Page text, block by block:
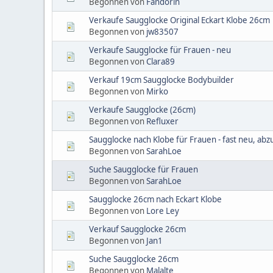
Verkaufe Saugglocke Original Eckart Klobe 26cm
Begonnen von jw83507
Verkaufe Saugglocke für Frauen - neu
Begonnen vonClara89
Verkauf 19cm Saugglocke Bodybuilder
Begonnen von Mirko
Verkaufe Saugglocke (26cm)
Begonnen von Refluxer
Saugglocke nach Klobe für Frauen - fast neu,
Begonnen vonSarahLoe
Suche Saugglocke für Frauen
Begonnen vonSarahLoe
Saugglocke 26cm nach Eckart Klobe
Begonnen von Lore Ley
Verkauf Saugglocke 26cm
Begonnen von Jan1
Suche Saugglocke 26cm
Begonnen von Malalte